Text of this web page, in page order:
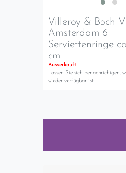
Villeroy & Boch
Amsterdam 6
Serviettenringe
cm
Ausverkauft
Lassen Sie sich benachrichigen,
wieder verfügbar ist.